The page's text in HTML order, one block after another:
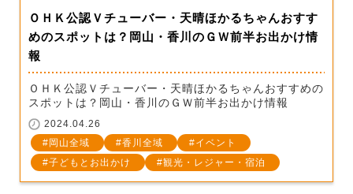
ＯＨＫ公認Ｖチューバー・天晴ほかるちゃんおすす
めのスポットは？岡山・香川のＧＷ前半お出かけ情
報
ＯＨＫ公認Ｖチューバー・天晴ほかるちゃんおすすめの
スポットは？岡山・香川のＧＷ前半お出かけ情報
2024.04.26
岡山全域
香川全域
イベント
子どもとお出かけ
観光・レジャー・宿泊